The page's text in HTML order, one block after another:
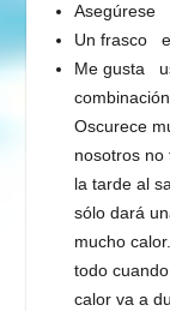
Asegúrese
Un frasco
Me gusta
Oscurece
nosotros no
la tarde al
sólo dará
mucho
todo
calor va a